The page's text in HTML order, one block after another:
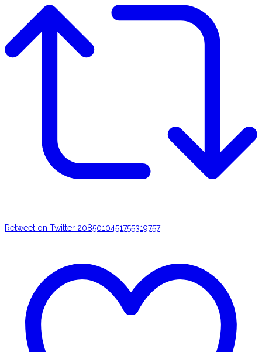
Retweet on Twitter 2085010451755319757